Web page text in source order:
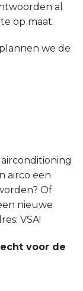
al
op maat.
we de
airco een
Of
nieuwe
VSA!
voor de